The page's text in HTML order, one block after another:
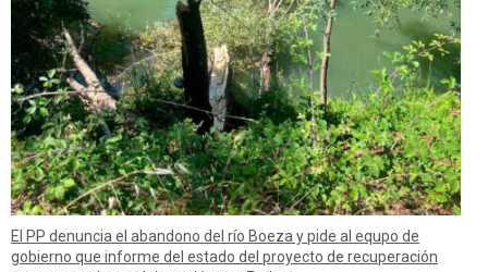
El PP denuncia el abandono del río Boeza y pide al equpo de
gobierno que informe del estado del proyecto de recuperación